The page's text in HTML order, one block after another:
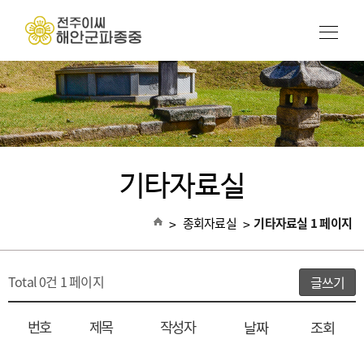
기타자료실
> 종회자료실 > 기타자료실 1 페이지
Total 0건 1 페이지 글쓰기
번호 제목 작성자 날짜 조회